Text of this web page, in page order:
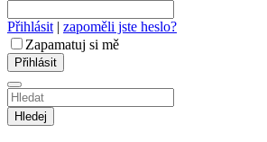
Přihlásit | zapoměli jste heslo?
Zapamatuj si mě
Hledej